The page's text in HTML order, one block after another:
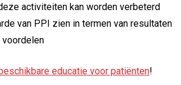
activiteiten kan worden verbeterd
van PPI zien in termen van resultaten
educatie voor patiënten!